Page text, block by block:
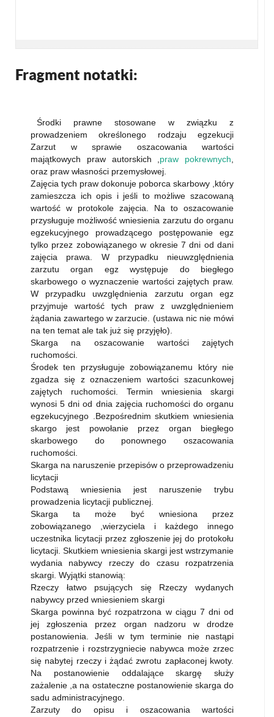
Fragment notatki:
Środki prawne stosowane w związku z
prowadzeniem określonego rodzaju egzekucji
Zarzut w sprawie oszacowania wartości
majątkowych praw autorskich , praw pokrewnych
oraz praw własności przemysłowej.
Zajęcia tych praw dokonuje poborca skarbowy ,który
zamieszcza ich opis i jeśli to możliwe szacowaną
wartość w protokole zajęcia. Na to oszacowanie
przysługuje możliwość wniesienia zarzutu do organu
egzekucyjnego prowadzącego postępowanie egz
tylko przez zobowiązanego w okresie 7 dni od dani
zajęcia prawa. W przypadku nieuwzględnienia
zarzutu organ egz występuje do biegłego
skarbowego o wyznaczenie wartości zajętych praw.
W przypadku uwzględnienia zarzutu organ egz
przyjmuje wartość tych praw z uwzględnieniem
żądania zawartego w zarzucie. (ustawa nic nie mówi
na ten temat ale tak już się przyjęło).
Skarga na oszacowanie wartości zajętych
ruchomości.
Środek ten przysługuje zobowiązanemu który nie
zgadza się z oznaczeniem wartości szacunkowej
zajętych ruchomości. Termin wniesienia skargi
wynosi 5 dni od dnia zajęcia ruchomości do organu
egzekucyjnego .Bezpośrednim skutkiem wniesienia
skargo jest powołanie przez organ biegłego
skarbowego do ponownego oszacowania
ruchomości.
Skarga na naruszenie przepisów o przeprowadzeniu
licytacji
Podstawą wniesienia jest naruszenie trybu
prowadzenia licytacji publicznej.
Skarga ta może być wniesiona przez
zobowiązanego ,wierzyciela i każdego innego
uczestnika licytacji przez zgłoszenie jej do protokołu
licytacji. Skutkiem wniesienia skargi jest wstrzymanie
wydania nabywcy rzeczy do czasu rozpatrzenia
skargi. Wyjątki stanowią:
Rzeczy łatwo psujących się Rzeczy wydanych
nabywcy przed wniesieniem skargi
Skarga powinna być rozpatrzona w ciągu 7 dni od
jej zgłoszenia przez organ nadzoru w drodze
postanowienia. Jeśli w tym terminie nie nastąpi
rozpatrzenie i rozstrzygniecie nabywca może zrzec
się nabytej rzeczy i żądać zwrotu zapłaconej kwoty.
Na postanowienie oddalające skargę służy
zażalenie ,a na ostateczne postanowienie skarga do
sadu administracyjnego.
Zarzuty do opisu i oszacowania wartości